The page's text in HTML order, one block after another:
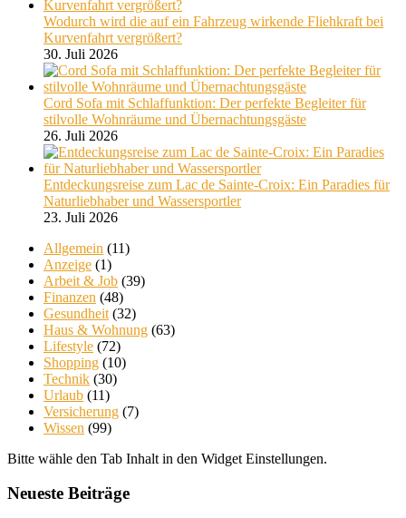
Wodurch wird die auf ein Fahrzeug wirkende Fliehkraft bei
Kurvenfahrt vergrößert?
30. Juli 2026
Cord Sofa mit Schlaffunktion: Der perfekte Begleiter für
stilvolle Wohnräume und Übernachtungsgäste
26. Juli 2026
Entdeckungsreise zum Lac de Sainte-Croix: Ein Paradies für
Naturliebhaber und Wassersportler
23. Juli 2026
Allgemein (11)
Anzeige (1)
Arbeit & Job (39)
Finanzen (48)
Gesundheit (32)
Haus & Wohnung (63)
Lifestyle (72)
Shopping (10)
Technik (30)
Urlaub (11)
Versicherung (7)
Wissen (99)
Bitte wähle den Tab Inhalt in den Widget Einstellungen.
Neueste Beiträge